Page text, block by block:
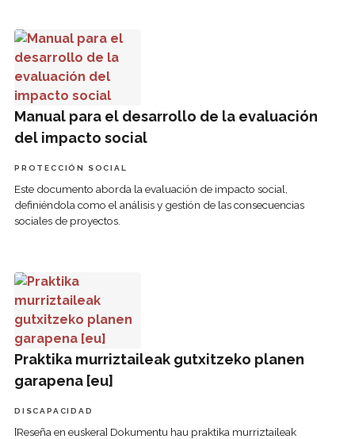
Manual para el desarrollo de la evaluación
del impacto social
PROTECCIÓN SOCIAL
Este documento aborda la evaluación de impacto social,
definiéndola como el análisis y gestión de las consecuencias
sociales de proyectos.
Manual para el desarrollo de la evaluación del impacto
Praktika murriztaileak gutxitzeko planen
garapena [eu]
DISCAPACIDAD
[Reseña en euskera] Dokumentu hau praktika murriztaileak
Praktika murriztaileak gutxitzeko planen garapena [eu]